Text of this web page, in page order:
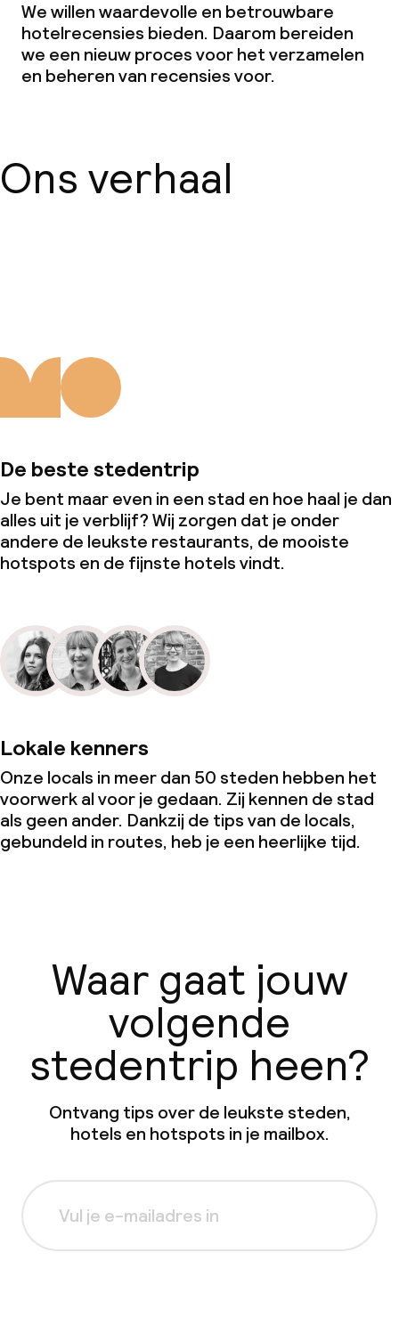
We willen waardevolle en betrouwbare
hotelrecensies bieden. Daarom bereiden
we een nieuw proces voor het verzamelen
en beheren van recensies voor.
Ons verhaal
De beste stedentrip
Je bent maar even in een stad en hoe haal je dan
alles uit je verblijf? Wij zorgen dat je onder
andere de leukste restaurants, de mooiste
hotspots en de fijnste hotels vindt.
Lokale kenners
Onze locals in meer dan 50 steden hebben het
voorwerk al voor je gedaan. Zij kennen de stad
als geen ander. Dankzij de tips van de locals,
gebundeld in routes, heb je een heerlijke tijd.
Waar gaat jouw
volgende
stedentrip heen?
Ontvang tips over de leukste steden,
hotels en hotspots in je mailbox.